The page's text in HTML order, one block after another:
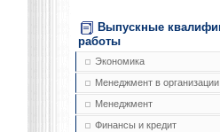
Выпускные
работы
Экономика
Менеджмент в организации
Менеджмент
Финансы и кредит